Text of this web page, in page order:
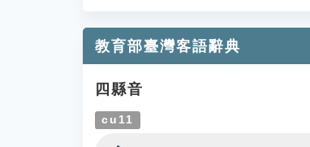
教育部臺灣客語辭典
四縣音
cu11